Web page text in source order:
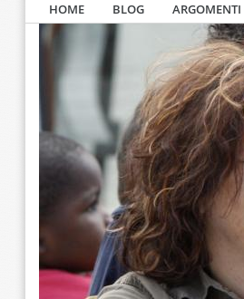
HOME BLOG ARGOMENTI